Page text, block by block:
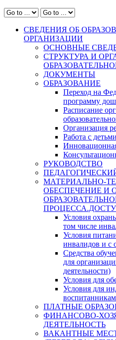
СВЕДЕНИЯ ОБ
ОРГАНИЗАЦИИ
ОСНОВНЫЕ
СТРУКТУРА И
ДОКУМЕНТЫ
ОБРАЗОВАНИЕ
Переход на
программу
Расписание
Организация
Работа с
РУКОВОДСТВО
МАТЕРИАЛЬНО-
ОБЕСПЕЧЕНИЕ И
Условия
том числе
Условия
инвалидов и с
Средства
для
деятельности)
Условия для
Условия для
ПЛАТНЫЕ
ФИНАНСОВО-
ДЕЯТЕЛЬНОСТЬ
ВАКАНТНЫЕ